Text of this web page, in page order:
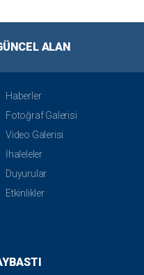
ALAN
Haberler
Fotoğraf Galerisi
Video Galerisi
İhaleleler
Duyurular
Etkinlikler